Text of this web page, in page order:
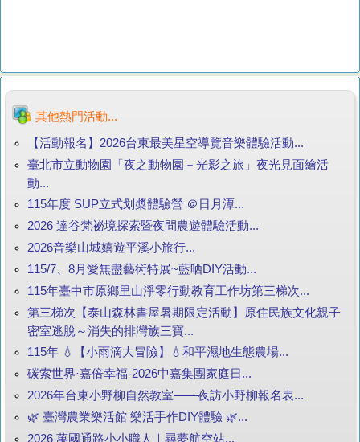
其他熱門活動...
【活動報名】2026台東最美星空導覽音樂體驗活動...
臺北市立動物園「夜之動物園－光影之旅」夜光見面繪活
動...
115年度 SUP立式划槳體驗營 ＠日月潭...
2026 達谷梵祕境探索暨夜間農遊體驗活動...
2026音樂山城嬉遊平溪小旅行...
115/7、8月愛無盡藝術特展~藍晒DIY活動...
115年臺中市原鄉里山淨零行動教育工作坊第三梯次...
第三梯次【泰山森林書屋暑期限定活動】原住民族文化親子
密室逃脫～消失的排灣族三寶...
115年 💧【小雨滴大冒險】💧和平濕地生態農場...
碳索世界·嘉倍幸福-2026中嘉集團家庭日...
2026年台東小野柳自然教室——夜訪小野柳報名表...
🌿 臺灣農業樂活館 樂活手作DIY體驗 🌿...
2026 萬國通路小小職人｜尋夢航空站...